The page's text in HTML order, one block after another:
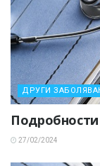
ДРУГИ
27/02/2024